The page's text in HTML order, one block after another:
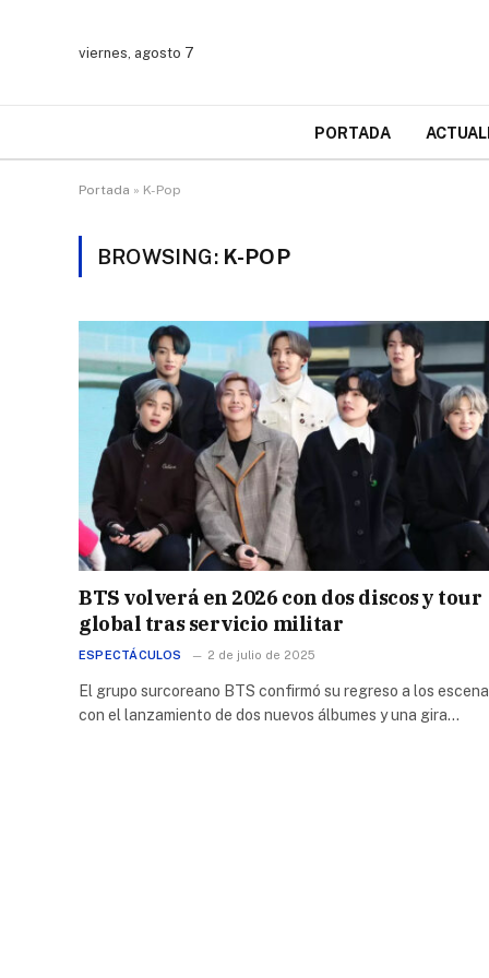
viernes, agosto 7
PORTADA
Portada » K-Pop
BROWSING: K-POP
BTS volverá en 2026 con dos discos y tour
global tras servicio militar
ESPECTÁCULOS 2 de julio de 2025
El grupo surcoreano BTS confirmó su regreso a los
con el lanzamiento de dos nuevos álbumes y una gira…